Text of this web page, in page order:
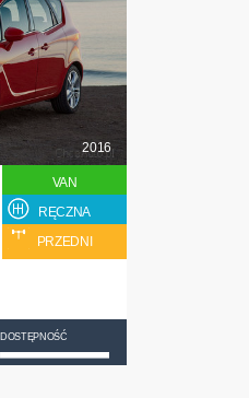
2016
VAN
RĘCZNA
PRZEDNI
DOSTĘPNOŚĆ